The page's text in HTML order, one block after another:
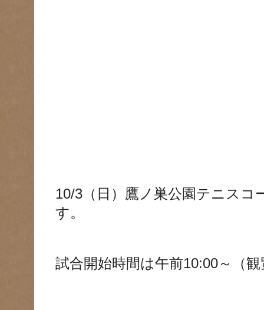
10/3（日）鷹ノ巣公園テニスコ
す。
試合開始時間は午前10:00～（